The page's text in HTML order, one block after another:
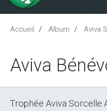
Accueil Album Aviva
Aviva
Trophée Aviva Sorcelle